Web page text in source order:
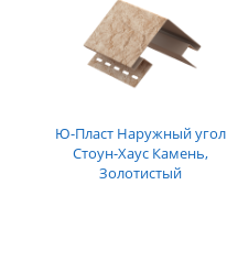
Ю-Пласт Наружный угол
Стоун-Хаус Камень,
Золотистый